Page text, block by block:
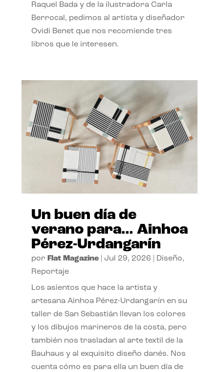
Raquel Bada y de la ilustradora Carla
Berrocal, pedimos al artista y diseñador
Ovidi Benet que nos recomiende tres
libros que le interesen.
Un buen día de
verano para… Ainhoa
Pérez-Urdangarín
por Flat Magazine| Jul 29, 2026 Diseño,
Reportaje
Los asientos que hace la artista y
artesana Ainhoa Pérez-Urdangarín en su
taller de San Sebastián llevan los colores
y los dibujos marineros de la costa, pero
también nos trasladan al arte textil de la
Bauhaus y al exquisito diseño danés. Nos
cuenta cómo es para ella un buen día de